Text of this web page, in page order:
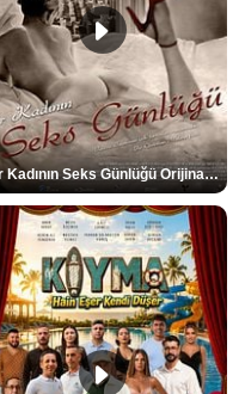
Bir Kadının Seks Günlüğü Orijinal Fragman